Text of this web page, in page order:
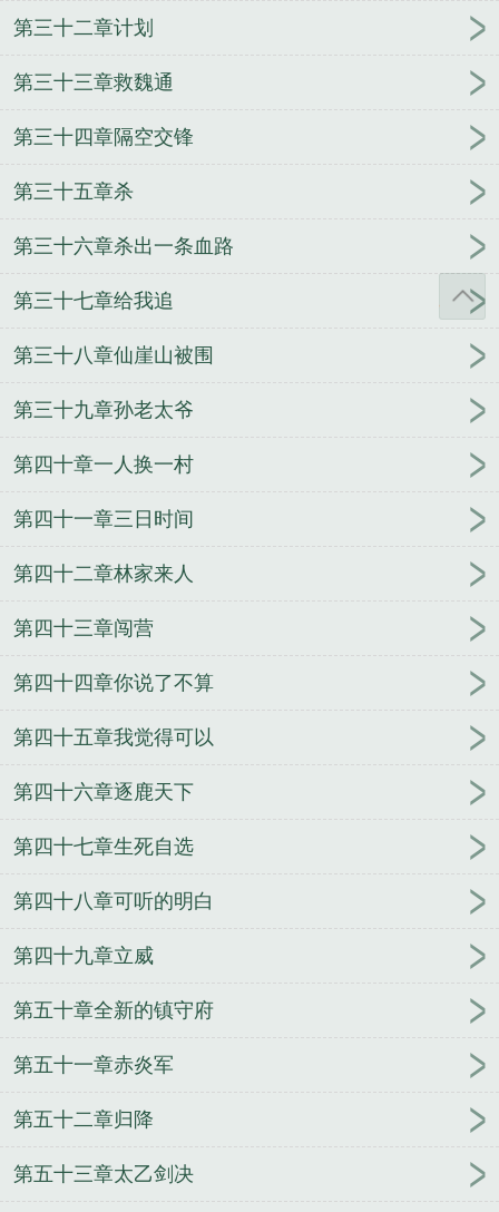
第三十二章计划
第三十三章救魏通
第三十四章隔空交锋
第三十五章杀
第三十六章杀出一条血路
第三十七章给我追
第三十八章仙崖山被围
第三十九章孙老太爷
第四十章一人换一村
第四十一章三日时间
第四十二章林家来人
第四十三章闯营
第四十四章你说了不算
第四十五章我觉得可以
第四十六章逐鹿天下
第四十七章生死自选
第四十八章可听的明白
第四十九章立威
第五十章全新的镇守府
第五十一章赤炎军
第五十二章归降
第五十三章太乙剑决